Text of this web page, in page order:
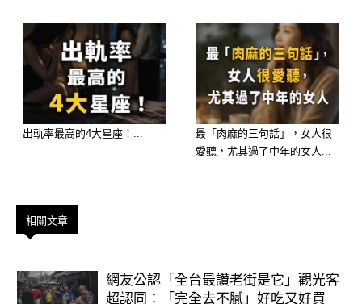
老林當場說不出話。
他怎麼也沒想到，自己養了多年的池
塘，竟然成了掠食者的溫床。
而這些龜，很可能是被人隨意棄養後，
這件事也讓不少人開始反思——
險；
出軌率最高的4大星座！...
最「肉麻的三句話」，女人很
愛聽，尤其過了中年的女人...
相關文章
網友公認「全台最讚老街是它」觀光客
超認同：「完全去不膩」好吃又好買